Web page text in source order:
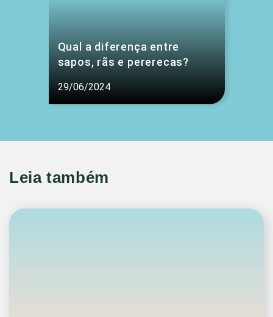
Qual a diferença entre
sapos, rãs e pererecas?
29/06/2024
Leia também